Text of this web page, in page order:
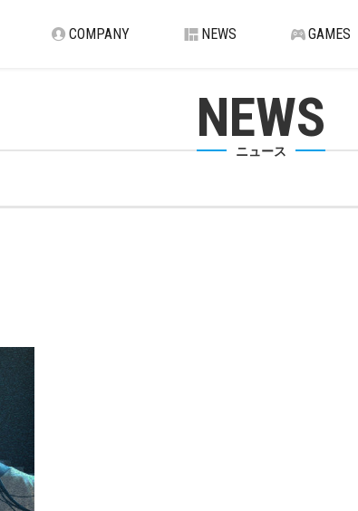
COMPANY NEWS GAMES
NEWS
ニュース